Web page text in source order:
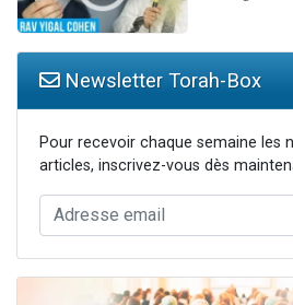
Newsletter Torah-Box
Pour recevoir chaque semaine les
articles, inscrivez-vous dès